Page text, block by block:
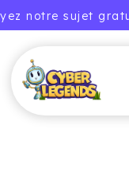
notre sujet